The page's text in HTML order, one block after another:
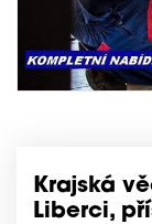
Krajská
Liberci,